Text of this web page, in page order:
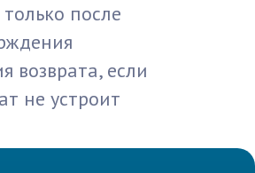
после
возврата, если
не устроит